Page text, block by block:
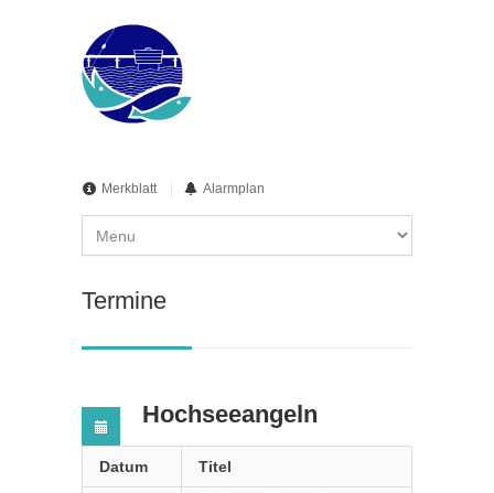
Merkblatt Alarmplan
Termine
Hochseeangeln
Datum Titel